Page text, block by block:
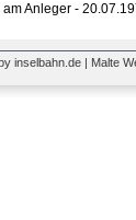
Anleger -
inselbahn.de | Malte